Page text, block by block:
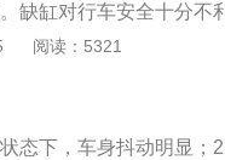
缺缸对行车安全十分不
，车身抖动更加明显，
产生跳火跨接，大多发
力下降严重，车辆感觉像
阅读：5321
态下，车身抖动明显；